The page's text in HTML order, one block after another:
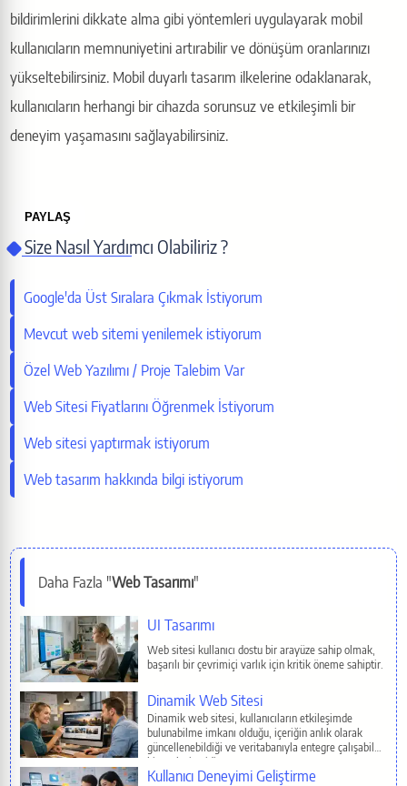
bildirimlerini dikkate alma gibi yöntemleri uygulayarak mobil
kullanıcıların memnuniyetini artırabilir ve dönüşüm oranlarınızı
yükseltebilirsiniz. Mobil duyarlı tasarım ilkelerine odaklanarak,
kullanıcıların herhangi bir cihazda sorunsuz ve etkileşimli bir
deneyim yaşamasını sağlayabilirsiniz.
PAYLAŞ
X (Twitter)
LinkedIn
WhatsApp
Reddit
Pinterest
E-Mail
Copy
Size Nasıl Yardımcı Olabiliriz ?
Google'da Üst Sıralara Çıkmak İstiyorum
Mevcut web sitemi yenilemek istiyorum
Özel Web Yazılımı / Proje Talebim Var
Web Sitesi Fiyatlarını Öğrenmek İstiyorum
Web sitesi yaptırmak istiyorum
Web tasarım hakkında bilgi istiyorum
Daha Fazla "Web Tasarımı"
İlgili Sayfalar UI Tasarımı
Web sitesi kullanıcı dostu bir arayüze sahip olmak,
başarılı bir çevrimiçi varlık için kritik öneme sahiptir.
Dinamik Web Sitesi
Dinamik web sitesi, kullanıcıların etkileşimde
bulunabilme imkanı olduğu, içeriğin anlık olarak
güncellenebildiği ve veritabanıyla entegre çalışabilen
bir web sitesidir.
Kullanıcı Deneyimi Geliştirme